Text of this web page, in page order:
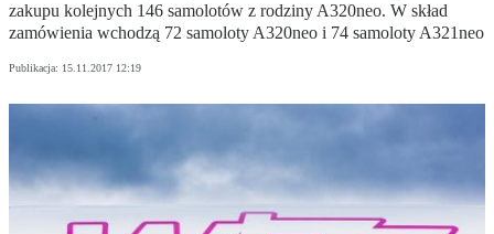
zakupu kolejnych 146 samolotów z rodziny A320neo. W skład
zamówienia wchodzą 72 samoloty A320neo i 74 samoloty A321neo
Publikacja: 15.11.2017 12:19